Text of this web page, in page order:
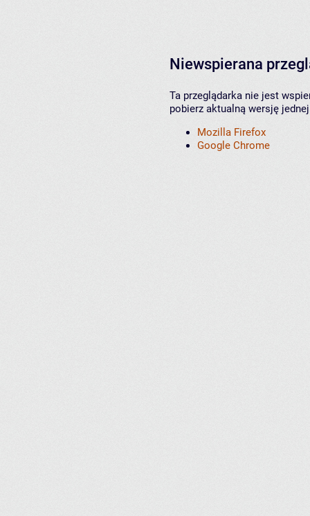
Niewspierana
Ta przeglądarka nie jest
pobierz aktualną wersję
Mozilla Firefox
Google Chrome